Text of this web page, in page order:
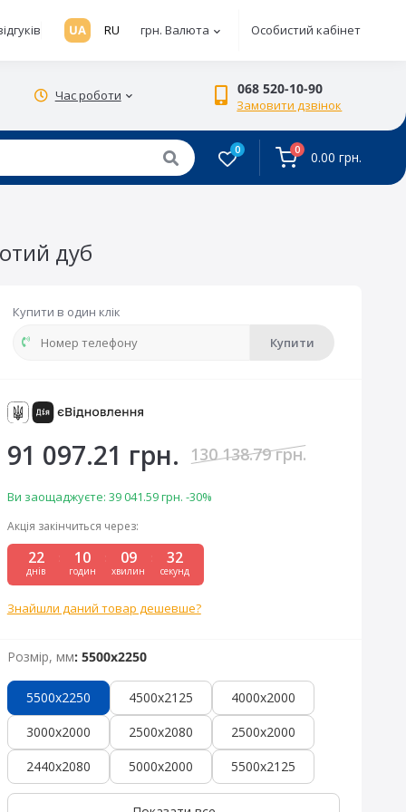
UA RU грн.Валюта Особистий кабінет
Час роботи 068 520-10-90
Замовити дзвінок
0 0 0.00 грн.
дуб
Купити в один клік
Купити
91 097.21 грн. 130 138.79 грн.
Ви заощаджуєте: 39 041.59 грн. -30%
Акція закінчиться через:
22
днів
10
годин
09
хвилин
31
секунд
Знайшли даний товар дешевше?
Розмір, мм: 5500x2250
4500x2125
4000x2000
3000x2000
2500x2080
2500x2000
2440x2080
5000x2000
5500x2250
5500x2125